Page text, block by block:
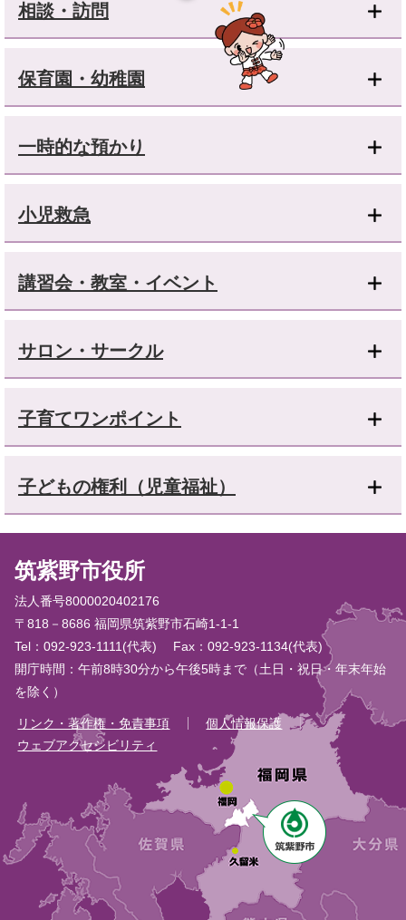
相談・訪問
保育園・幼稚園
一時的な預かり
小児救急
講習会・教室・イベント
サロン・サークル
子育てワンポイント
子どもの権利（児童福祉）
筑紫野市役所
法人番号8000020402176
〒818－8686 福岡県筑紫野市石崎1-1-1
Tel：092-923-1111(代表)
Fax：092-923-1134(代表)
開庁時間：午前8時30分から午後5時まで（土日・祝日・年末年始
を除く）
リンク・著作権・免責事項
個人情報保護
ウェブアクセシビリティ